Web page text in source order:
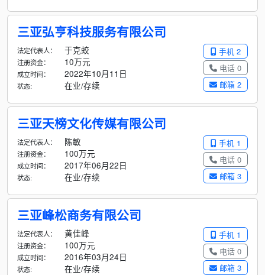
三亚弘亨科技服务有限公司
手机 2
电话 0
邮箱 2
法定代表人： 于克蛟
注册资金： 10万元
成立时间： 2022年10月11日
状态: 在业/存续
三亚天榜文化传媒有限公司
手机 1
电话 0
邮箱 3
法定代表人： 陈敏
注册资金： 100万元
成立时间： 2017年06月22日
状态: 在业/存续
三亚峰松商务有限公司
手机 1
电话 0
邮箱 3
法定代表人： 黄佳峰
注册资金： 100万元
成立时间： 2016年03月24日
状态: 在业/存续